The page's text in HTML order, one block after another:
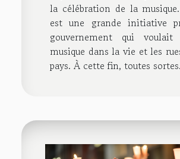
la célébration de la
est une grande initiative
gouvernement qui
musique dans la vie et les
pays. À cette fin, toutes